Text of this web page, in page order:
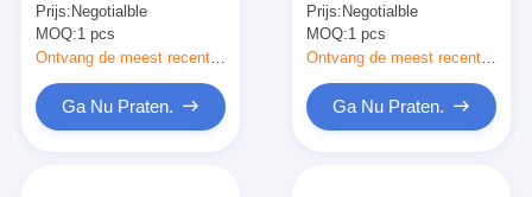
Prijs: Negotialble
MOQ:1 pcs
Ontvang de meest recente Prijs
Ga Nu Praten.
Prijs: Negotialble
MOQ:1 pcs
Ga Nu Praten.